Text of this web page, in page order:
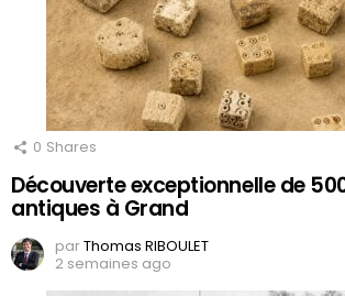
0 Shares
Découverte exceptionnelle de
antiques à Grand
parThomas RIBOULET
2 semaines ago